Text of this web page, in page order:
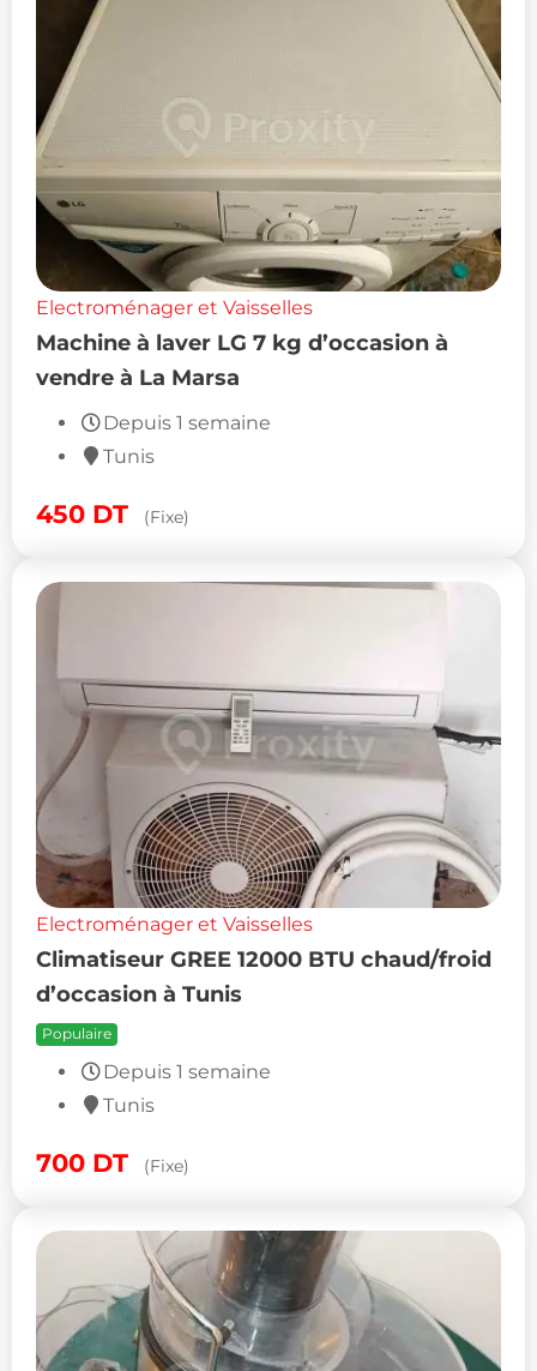
Electroménager et Vaisselles
Machine à laver LG 7 kg d’occasion à
vendre à La Marsa
Depuis 1 semaine
Tunis
450 DT (Fixe)
Electroménager et Vaisselles
Climatiseur GREE 12000 BTU chaud/froid
d’occasion à Tunis
Populaire
Depuis 1 semaine
Tunis
700 DT (Fixe)